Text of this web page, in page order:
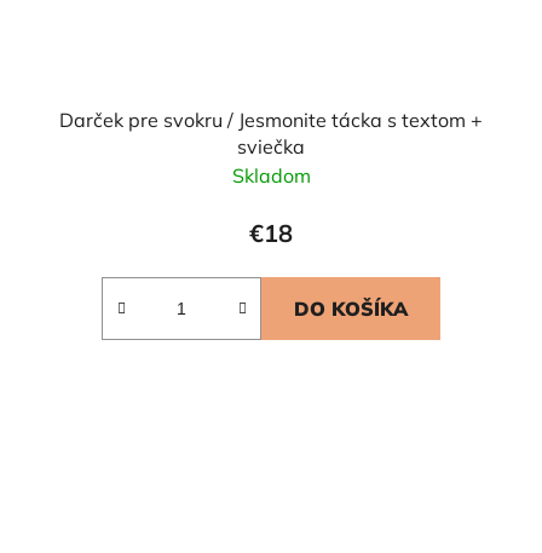
Darček pre svokru / Jesmonite tácka s textom +
sviečka
Skladom
€18
DO KOŠÍKA